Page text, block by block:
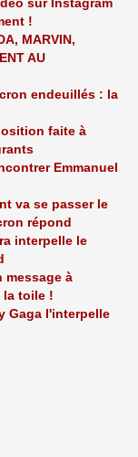
!
MARVIN,
AU
endeuillés : la
faite à
Emmanuel
va se passer le
répond
interpelle le
message à
la toile !
Gaga l'interpelle